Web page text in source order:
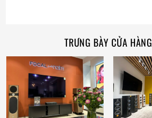
TRƯNG BÀY CỬA HÀNG